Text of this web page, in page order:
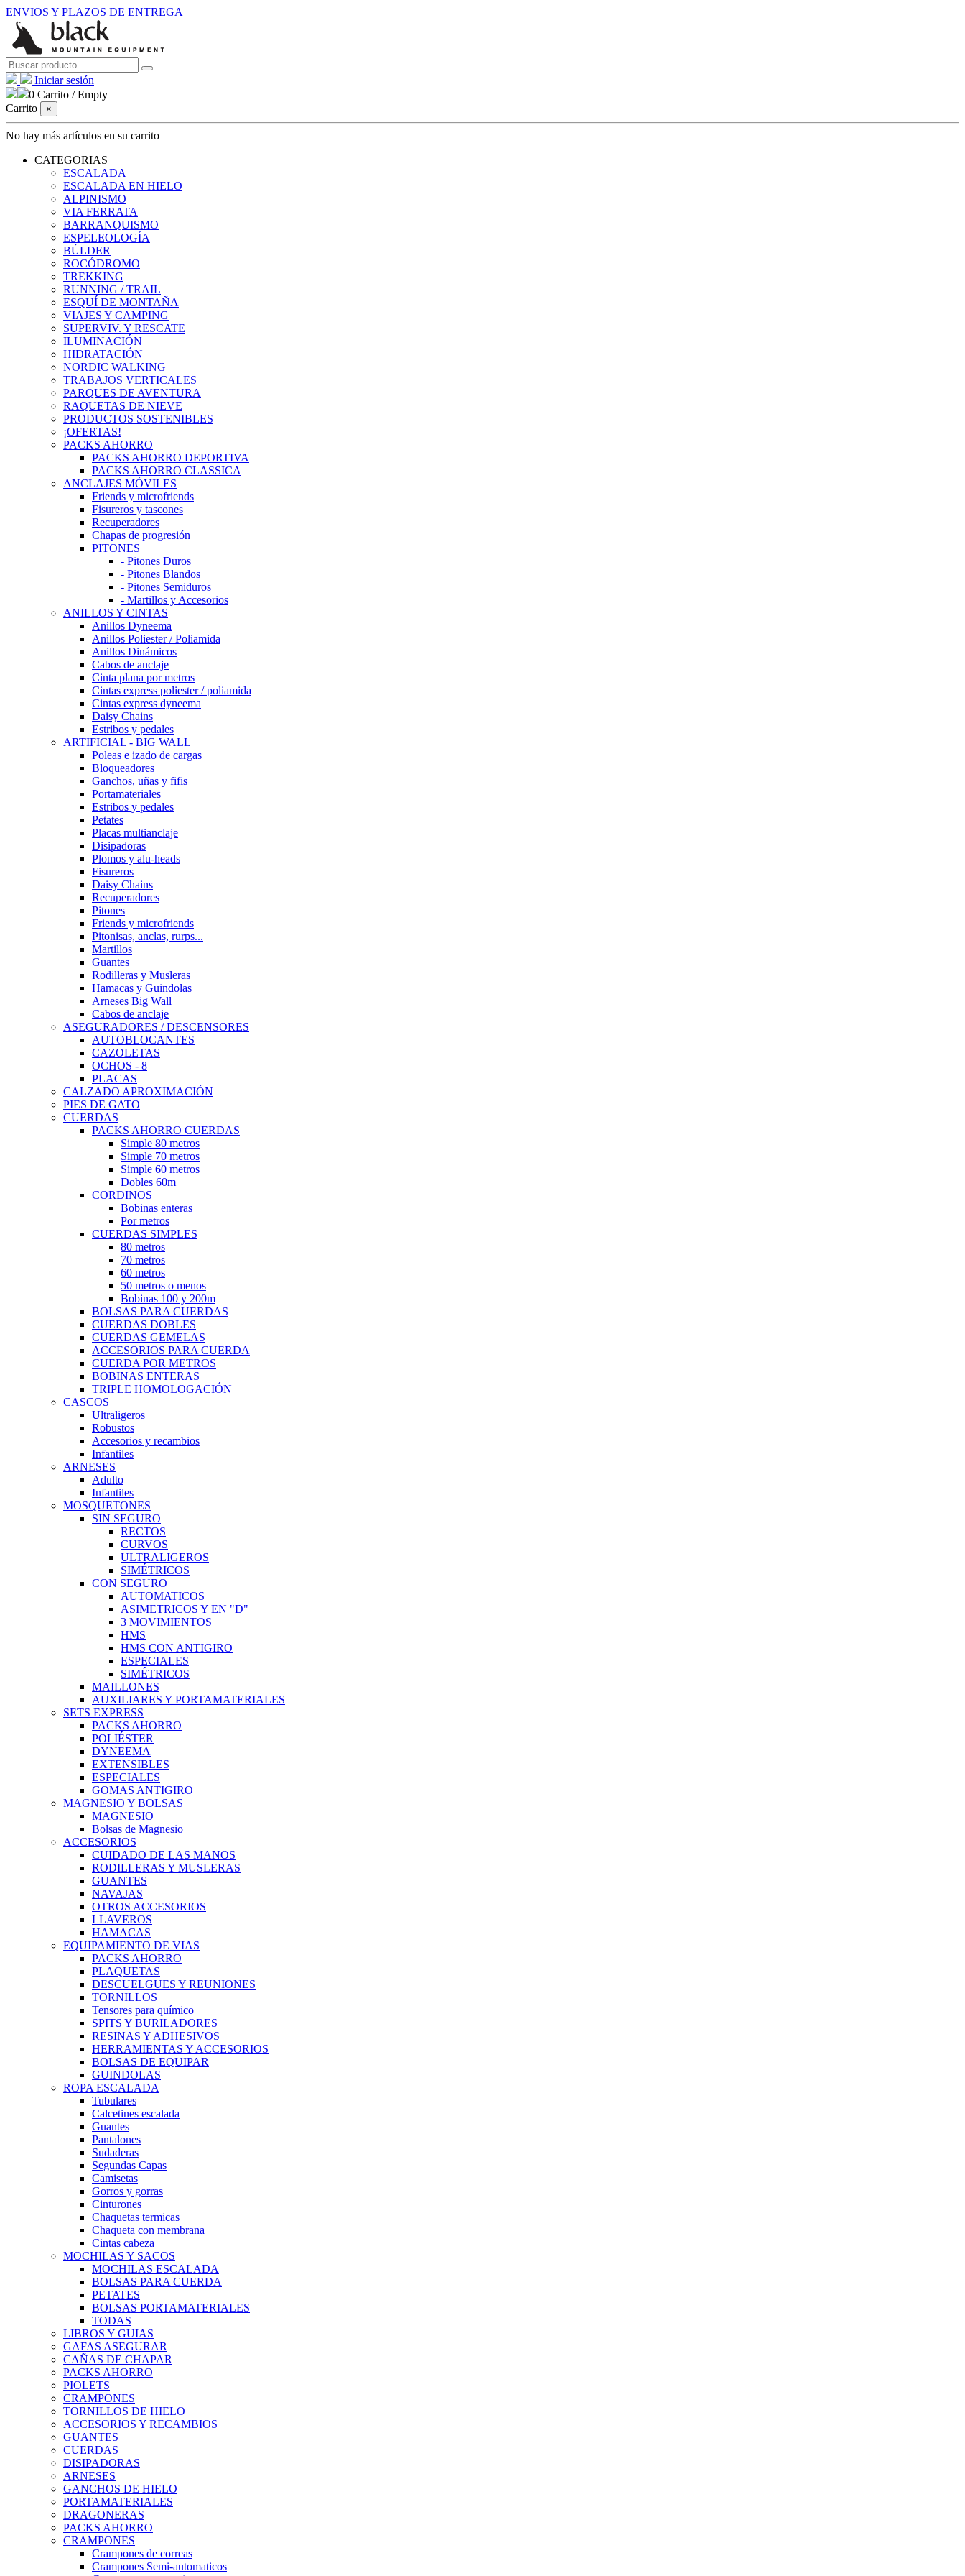
ENVIOS Y PLAZOS DE ENTREGA
Iniciar sesión
0 Carrito /Empty
Carrito
×
No hay más artículos en su carrito
CATEGORIAS
ESCALADA
ESCALADA EN HIELO
ALPINISMO
VIA FERRATA
BARRANQUISMO
ESPELEOLOGÍA
BÚLDER
ROCÓDROMO
TREKKING
RUNNING / TRAIL
ESQUÍ DE MONTAÑA
VIAJES Y CAMPING
SUPERVIV. Y RESCATE
ILUMINACIÓN
HIDRATACIÓN
NORDIC WALKING
TRABAJOS VERTICALES
PARQUES DE AVENTURA
RAQUETAS DE NIEVE
PRODUCTOS SOSTENIBLES
¡OFERTAS!
PACKS AHORRO
PACKS AHORRO DEPORTIVA
PACKS AHORRO CLASSICA
ANCLAJES MÓVILES
Friends y microfriends
Fisureros y tascones
Recuperadores
Chapas de progresión
PITONES
- Pitones Duros
- Pitones Blandos
- Pitones Semiduros
- Martillos y Accesorios
ANILLOS Y CINTAS
Anillos Dyneema
Anillos Poliester / Poliamida
Anillos Dinámicos
Cabos de anclaje
Cinta plana por metros
Cintas express poliester / poliamida
Cintas express dyneema
Daisy Chains
Estribos y pedales
ARTIFICIAL - BIG WALL
Poleas e izado de cargas
Bloqueadores
Ganchos, uñas y fifis
Portamateriales
Estribos y pedales
Petates
Placas multianclaje
Disipadoras
Plomos y alu-heads
Fisureros
Daisy Chains
Recuperadores
Pitones
Friends y microfriends
Pitonisas, anclas, rurps...
Martillos
Guantes
Rodilleras y Musleras
Hamacas y Guindolas
Arneses Big Wall
Cabos de anclaje
ASEGURADORES / DESCENSORES
AUTOBLOCANTES
CAZOLETAS
OCHOS - 8
PLACAS
CALZADO APROXIMACIÓN
PIES DE GATO
CUERDAS
PACKS AHORRO CUERDAS
Simple 80 metros
Simple 70 metros
Simple 60 metros
Dobles 60m
CORDINOS
Bobinas enteras
Por metros
CUERDAS SIMPLES
80 metros
70 metros
60 metros
50 metros o menos
Bobinas 100 y 200m
BOLSAS PARA CUERDAS
CUERDAS DOBLES
CUERDAS GEMELAS
ACCESORIOS PARA CUERDA
CUERDA POR METROS
BOBINAS ENTERAS
TRIPLE HOMOLOGACIÓN
CASCOS
Ultraligeros
Robustos
Accesorios y recambios
Infantiles
ARNESES
Adulto
Infantiles
MOSQUETONES
SIN SEGURO
RECTOS
CURVOS
ULTRALIGEROS
SIMÉTRICOS
CON SEGURO
AUTOMATICOS
ASIMETRICOS Y EN "D"
3 MOVIMIENTOS
HMS
HMS CON ANTIGIRO
ESPECIALES
SIMÉTRICOS
MAILLONES
AUXILIARES Y PORTAMATERIALES
SETS EXPRESS
PACKS AHORRO
POLIÉSTER
DYNEEMA
EXTENSIBLES
ESPECIALES
GOMAS ANTIGIRO
MAGNESIO Y BOLSAS
MAGNESIO
Bolsas de Magnesio
ACCESORIOS
CUIDADO DE LAS MANOS
RODILLERAS Y MUSLERAS
GUANTES
NAVAJAS
OTROS ACCESORIOS
LLAVEROS
HAMACAS
EQUIPAMIENTO DE VIAS
PACKS AHORRO
PLAQUETAS
DESCUELGUES Y REUNIONES
TORNILLOS
Tensores para químico
SPITS Y BURILADORES
RESINAS Y ADHESIVOS
HERRAMIENTAS Y ACCESORIOS
BOLSAS DE EQUIPAR
GUINDOLAS
ROPA ESCALADA
Tubulares
Calcetines escalada
Guantes
Pantalones
Sudaderas
Segundas Capas
Camisetas
Gorros y gorras
Cinturones
Chaquetas termicas
Chaqueta con membrana
Cintas cabeza
MOCHILAS Y SACOS
MOCHILAS ESCALADA
BOLSAS PARA CUERDA
PETATES
BOLSAS PORTAMATERIALES
TODAS
LIBROS Y GUIAS
GAFAS ASEGURAR
CAÑAS DE CHAPAR
PACKS AHORRO
PIOLETS
CRAMPONES
TORNILLOS DE HIELO
ACCESORIOS Y RECAMBIOS
GUANTES
CUERDAS
DISIPADORAS
ARNESES
GANCHOS DE HIELO
PORTAMATERIALES
DRAGONERAS
PACKS AHORRO
CRAMPONES
Crampones de correas
Crampones Semi-automaticos